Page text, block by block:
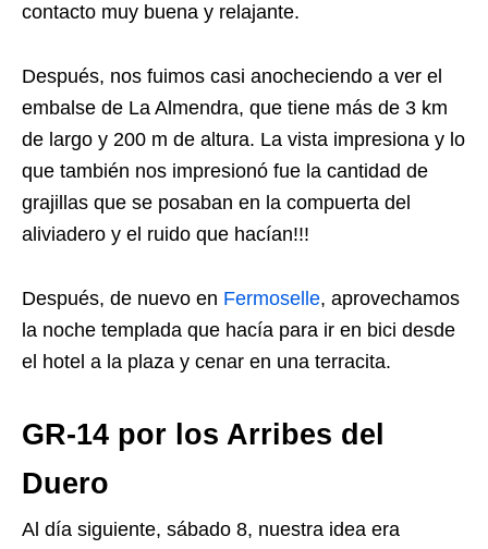
contacto muy buena y relajante.
Después, nos fuimos casi anocheciendo a ver el
embalse de La Almendra, que tiene más de 3 km
de largo y 200 m de altura. La vista impresiona y lo
que también nos impresionó fue la cantidad de
grajillas que se posaban en la compuerta del
aliviadero y el ruido que hacían!!!
Después, de nuevo en Fermoselle, aprovechamos
la noche templada que hacía para ir en bici desde
el hotel a la plaza y cenar en una terracita.
GR-14 por los Arribes del
Duero
Al día siguiente, sábado 8, nuestra idea era